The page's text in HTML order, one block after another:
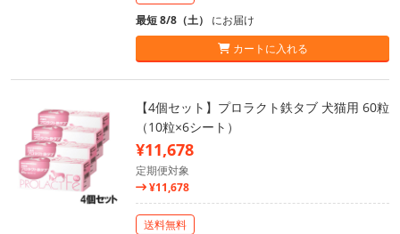
最短 8/8（土） にお届け
カートに入れる
【4個セット】プロラクト鉄タブ 犬猫用 60粒
（10粒×6シート）
¥11,678
定期便対象
¥11,678
送料無料